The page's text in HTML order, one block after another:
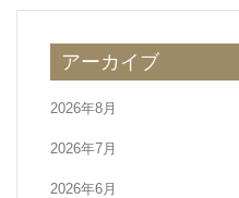
ー
シ
ョ
ン
アーカイブ
2026年8月
2026年7月
2026年6月